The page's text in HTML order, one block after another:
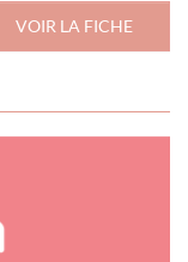
VOIR LA FICHE